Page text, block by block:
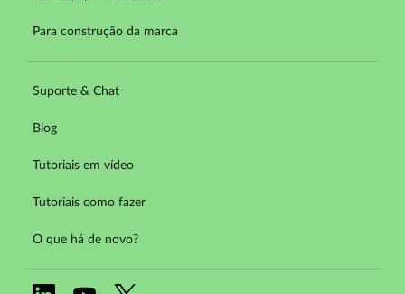
Para construção da marca
Suporte & Chat
Blog
Tutoriais em vídeo
Tutoriais como fazer
O que há de novo?